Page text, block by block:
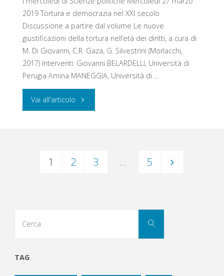
2019 Tortura e democrazia nel XXI secolo
Discussione a partire dal volume Le nuove
giustificazioni della tortura nell’età dei diritti, a cura di
M. Di Giovanni, C.R. Gaza, G. Silvestrini (Morlacchi,
2017) Interventi: Giovanni BELARDELLI, Università di
Perugia Amina MANEGGIA, Università di …
Vai all'articolo "Tortura
nel
articoli
1 2 3 … 5
Cerca
TAG